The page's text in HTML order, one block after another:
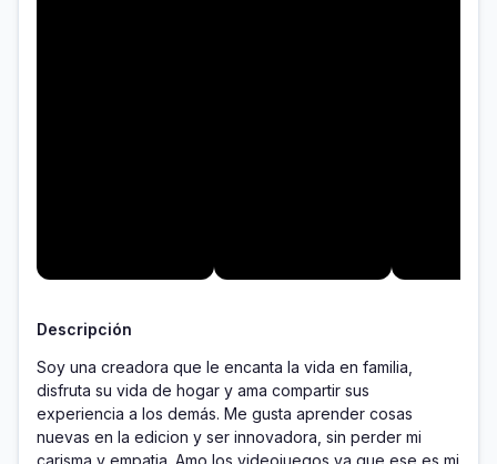
Descripción
Soy una creadora que le encanta la vida en familia,
disfruta su vida de hogar y ama compartir sus
experiencia a los demás. Me gusta aprender cosas
nuevas en la edicion y ser innovadora, sin perder mi